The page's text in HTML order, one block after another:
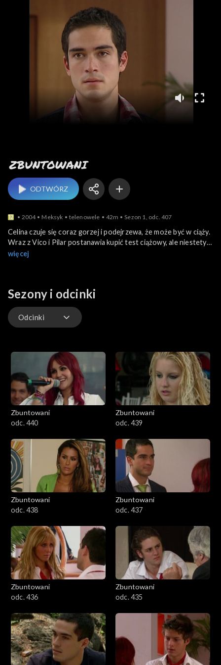
Zbuntowani
ODTWÓRZ
2004 Meksyk telenowele 42m Sezon 1, odc. 407
Celina czuje się coraz gorzej i podejrzewa, że może być w ciąży.
Wraz z Vico i Pilar postanawia kupić test ciążowy, ale niestety
Pascual przyłapuje dziewczyny na gorącym uczynku! Co teraz?
więcej
Sezony i odcinki
Odcinki
Zbuntowani
odc. 440
Zbuntowani
odc. 439
Zbuntowani
odc. 438
Zbuntowani
odc. 437
Zbuntowani
odc. 436
Zbuntowani
odc. 435